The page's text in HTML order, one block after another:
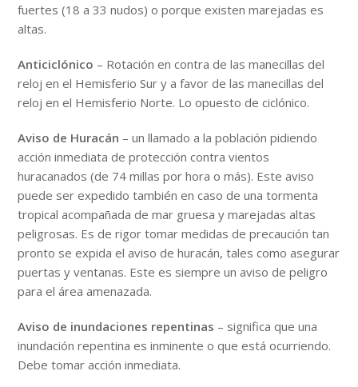
fuertes (18 a 33 nudos) o porque existen marejadas es
altas.
Anticiclónico – Rotación en contra de las manecillas del
reloj en el Hemisferio Sur y a favor de las manecillas del
reloj en el Hemisferio Norte. Lo opuesto de ciclónico.
Aviso de Huracán – un llamado a la población pidiendo
acción inmediata de protección contra vientos
huracanados (de 74 millas por hora o más). Este aviso
puede ser expedido también en caso de una tormenta
tropical acompañada de mar gruesa y marejadas altas
peligrosas. Es de rigor tomar medidas de precaución tan
pronto se expida el aviso de huracán, tales como asegurar
puertas y ventanas. Este es siempre un aviso de peligro
para el área amenazada.
Aviso de inundaciones repentinas – significa que una
inundación repentina es inminente o que está ocurriendo.
Debe tomar acción inmediata.